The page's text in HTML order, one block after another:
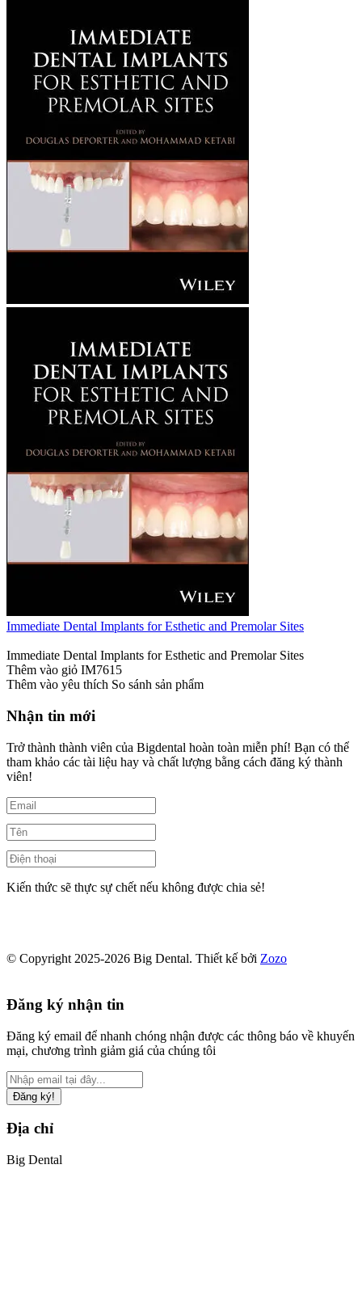
Immediate Dental Implants for Esthetic and Premolar Sites
Immediate Dental Implants for Esthetic and Premolar Sites
Thêm vào giỏ IM7615
Thêm vào yêu thích So sánh sản phẩm
Nhận tin mới
Trở thành thành viên của Bigdental hoàn toàn miễn phí! Bạn có thể
tham khảo các tài liệu hay và chất lượng bằng cách đăng ký thành
viên!
Kiến thức sẽ thực sự chết nếu không được chia sẻ!
© Copyright 2025-2026 Big Dental. Thiết kế bởi Zozo
Đăng ký nhận tin
Đăng ký email để nhanh chóng nhận được các thông báo về khuyến
mại, chương trình giảm giá của chúng tôi
Đăng ký!
Địa chỉ
Big Dental